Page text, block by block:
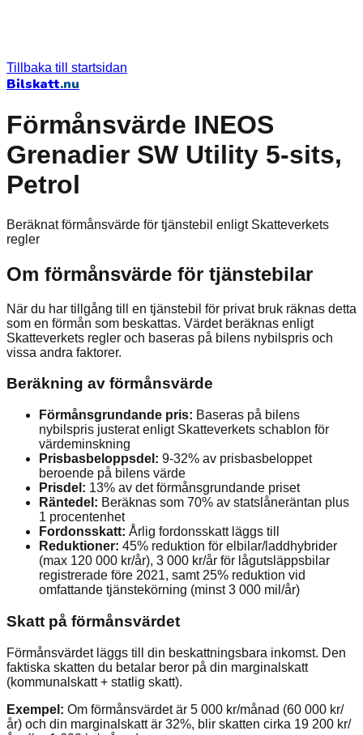
Tillbaka till startsidan
Bilskatt.nu
Förmånsvärde INEOS
Grenadier SW Utility 5-sits,
Petrol
Beräknat förmånsvärde för tjänstebil enligt Skatteverkets
regler
Om förmånsvärde för tjänstebilar
När du har tillgång till en tjänstebil för privat bruk räknas detta
som en förmån som beskattas. Värdet beräknas enligt
Skatteverkets regler och baseras på bilens nybilspris och
vissa andra faktorer.
Beräkning av förmånsvärde
Förmånsgrundande pris: Baseras på bilens
nybilspris justerat enligt Skatteverkets schablon för
värdeminskning
Prisbasbeloppsdel: 9-32% av prisbasbeloppet
beroende på bilens värde
Prisdel: 13% av det förmånsgrundande priset
Räntedel: Beräknas som 70% av statslåneräntan plus
1 procentenhet
Fordonsskatt: Årlig fordonsskatt läggs till
Reduktioner: 45% reduktion för elbilar/laddhybrider
(max 120 000 kr/år), 3 000 kr/år för lågutsläppsbilar
registrerade före 2021, samt 25% reduktion vid
omfattande tjänstekörning (minst 3 000 mil/år)
Skatt på förmånsvärdet
Förmånsvärdet läggs till din beskattningsbara inkomst. Den
faktiska skatten du betalar beror på din marginalskatt
(kommunalskatt + statlig skatt).
Exempel: Om förmånsvärdet är 5 000 kr/månad (60 000 kr/
år) och din marginalskatt är 32%, blir skatten cirka 19 200 kr/